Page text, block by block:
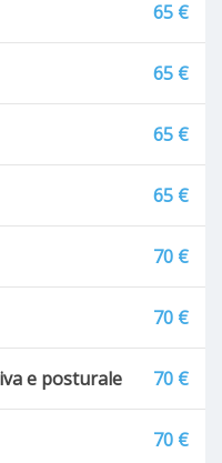
65 €
65 €
65 €
65 €
70 €
70 €
e posturale 70 €
70 €